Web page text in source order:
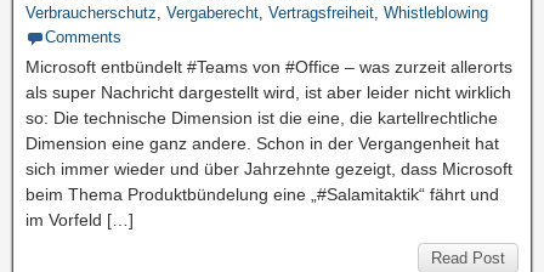
Verbraucherschutz, Vergaberecht, Vertragsfreiheit, Whistleblowing
Comments
Microsoft entbündelt #Teams von #Office – was zurzeit allerorts
als super Nachricht dargestellt wird, ist aber leider nicht wirklich
so: Die technische Dimension ist die eine, die kartellrechtliche
Dimension eine ganz andere. Schon in der Vergangenheit hat
sich immer wieder und über Jahrzehnte gezeigt, dass Microsoft
beim Thema Produktbündelung eine „#Salamitaktik“ fährt und
im Vorfeld […]
Read Post